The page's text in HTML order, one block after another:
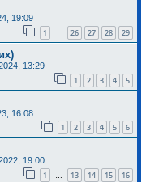
19:09
1 26 27 28 29
13:29
1 2 3 4 5
16:08
1 2 3 4 5 6
19:00
1 … 13 14 15 16